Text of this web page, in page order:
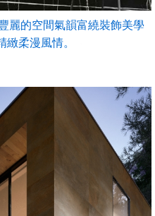
麗的空間氣韻富繞裝飾美學
柔漫風情。